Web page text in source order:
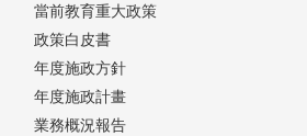
當前教育重大政策
政策白皮書
年度施政方針
年度施政計畫
業務概況報告